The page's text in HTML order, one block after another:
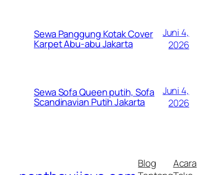
Sewa Panggung Kotak Cover
Karpet Abu-abu Jakarta
Juni 4,
2026
Sewa Sofa Queen putih, Sofa
Scandinavian Putih Jakarta
Juni 4,
2026
Blog
Acara